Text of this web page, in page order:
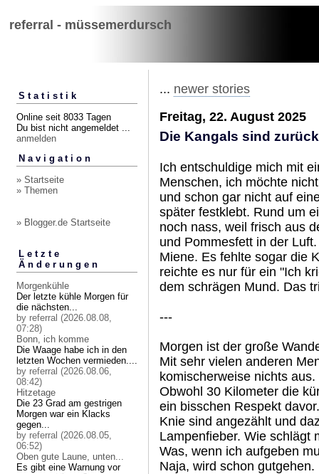
referral - müssemerdursch
Statistik
Online seit 8033 Tagen
Du bist nicht angemeldet ...
anmelden
Navigation
» Startseite
» Themen
» Blogger.de Startseite
Letzte
Änderungen
Morgenkühle
Der letzte kühle Morgen für
die nächsten...
by referral (2026.08.08,
07:28)
Bonn, ich komme
Die Waage habe ich in den
letzten Wochen vermieden....
by referral (2026.08.06,
08:42)
Hitzetage
Die 23 Grad am gestrigen
Morgen war ein Klacks
gegen...
by referral (2026.08.05,
06:52)
Oben gute Laune, unten...
Es gibt eine Warnung vor
... newer stories
Freitag, 22. August 2025
Die Kangals sind zurück
Ich entschuldige mich mit
Menschen, ich möchte
und schon gar nicht auf
später festklebt. Rund um
noch nass, weil frisch aus
und Pommesfett in der
Miene. Es fehlte sogar die
reichte es nur für ein "Ich
dem schrägen Mund. Das
---
Morgen ist der große
Mit sehr vielen anderen
komischerweise nichts aus.
Obwohl 30 Kilometer die
ein bisschen Respekt
Knie sind angezählt und
Lampenfieber. Wie schlägt
Was, wenn ich aufgeben
Naja, wird schon